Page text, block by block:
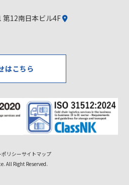
第12南日本ビル4F
はこちら
リシーサイトマップ
All Right Reserved.